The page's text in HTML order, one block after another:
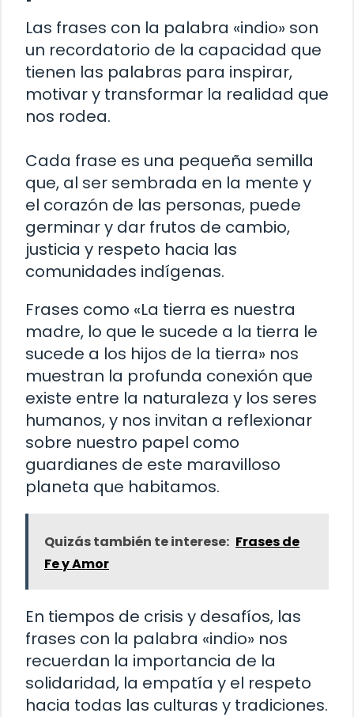
Las frases con la palabra «indio» son
un recordatorio de la capacidad que
tienen las palabras para inspirar,
motivar y transformar la realidad que
nos rodea.
Cada frase es una pequeña semilla
que, al ser sembrada en la mente y
el corazón de las personas, puede
germinar y dar frutos de cambio,
justicia y respeto hacia las
comunidades indígenas.
Frases como «La tierra es nuestra
madre, lo que le sucede a la tierra le
sucede a los hijos de la tierra» nos
muestran la profunda conexión que
existe entre la naturaleza y los seres
humanos, y nos invitan a reflexionar
sobre nuestro papel como
guardianes de este maravilloso
planeta que habitamos.
Quizás también te interese: Frases de
Fe y Amor
En tiempos de crisis y desafíos, las
frases con la palabra «indio» nos
recuerdan la importancia de la
solidaridad, la empatía y el respeto
hacia todas las culturas y tradiciones.